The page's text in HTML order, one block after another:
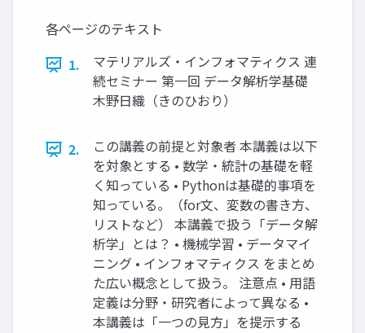
各ページのテキスト
1.
マテリアルズ・インフォマティクス 連
続セミナー 第一回 データ解析学基礎
木野日織（きのひおり）
2.
この講義の前提と対象者 本講義は以下
を対象とする • 数学・統計の基礎を軽
く知っている • Pythonは基礎的事項を
知っている。（for文、変数の書き方、
リストなど） 本講義で扱う「データ解
析学」とは？ • 機械学習 • データマイ
ニング • インフォマティクス をまとめ
た広い概念として扱う。 注意点 • 用語
定義は分野・研究者によって異なる •
本講義は「一つの見方」を提示する